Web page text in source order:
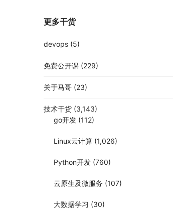
更多干货
devops (5)
免费公开课 (229)
关于马哥 (23)
技术干货 (3,143)
go开发 (112)
Linux云计算 (1,026)
Python开发 (760)
云原生及微服务 (107)
大数据学习 (30)